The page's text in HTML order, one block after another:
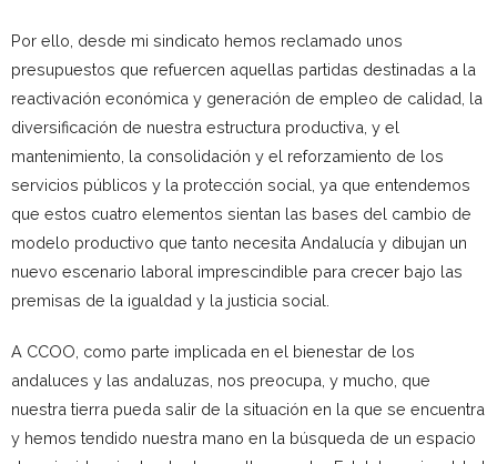
Por ello, desde mi sindicato hemos reclamado unos
presupuestos que refuercen aquellas partidas destinadas a la
reactivación económica y generación de empleo de calidad, la
diversificación de nuestra estructura productiva, y el
mantenimiento, la consolidación y el reforzamiento de los
servicios públicos y la protección social, ya que entendemos
que estos cuatro elementos sientan las bases del cambio de
modelo productivo que tanto necesita Andalucía y dibujan un
nuevo escenario laboral imprescindible para crecer bajo las
premisas de la igualdad y la justicia social.
A CCOO, como parte implicada en el bienestar de los
andaluces y las andaluzas, nos preocupa, y mucho, que
nuestra tierra pueda salir de la situación en la que se encuentra
y hemos tendido nuestra mano en la búsqueda de un espacio